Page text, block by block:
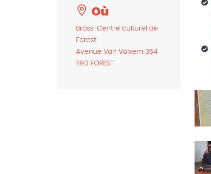
Où
Brass-Centre culturel de
Forest
Avenue Van Volxem 364
1190 FOREST